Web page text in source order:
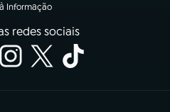
Informação
redes sociais